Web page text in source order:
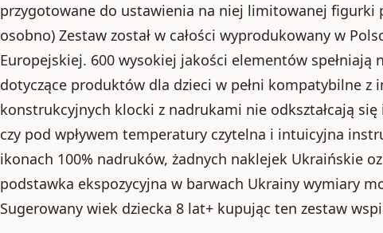
przygotowane do ustawienia na niej limitowanej figurki
osobno) Zestaw został w całości wyprodukowany w
Europejskiej. 600 wysokiej jakości elementów spełniają
dotyczące produktów dla dzieci w pełni kompatybilne
konstrukcyjnych klocki z nadrukami nie odkształcają
czy pod wpływem temperatury czytelna i intuicyjna
ikonach 100% nadruków, żadnych naklejek Ukraińskie
podstawka ekspozycyjna w barwach Ukrainy wymiary
Sugerowany wiek dziecka 8 lat+ kupując ten zestaw